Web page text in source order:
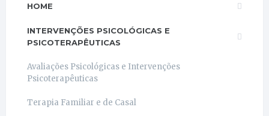
HOME
INTERVENÇÕES PSICOLÓGICAS E
PSICOTERAPÊUTICAS
Avaliações Psicológicas e Intervenções
Psicoterapêuticas
Terapia Familiar e de Casal